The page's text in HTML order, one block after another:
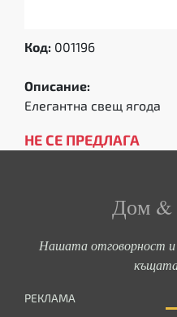
Код: 001196
Описание:
Елегантна свещ ягода
НЕ СЕ ПРЕДЛАГА
Дом &
Нашата отговорност и
РЕКЛАМА